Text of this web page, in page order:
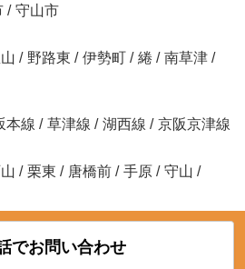
/ 守山市
/ 野路東 / 伊勢町 / 綣 / 南草津 /
本線 / 草津線 / 湖西線 / 京阪京津線
/ 栗東 / 唐橋前 / 手原 / 守山 /
でお問い合わせ